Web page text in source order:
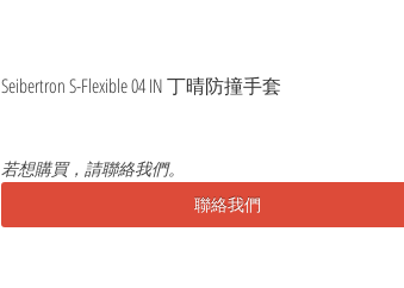
Seibertron S-Flexible 04 IN 丁晴防撞手套
若想購買，請聯絡我們。
聯絡我們